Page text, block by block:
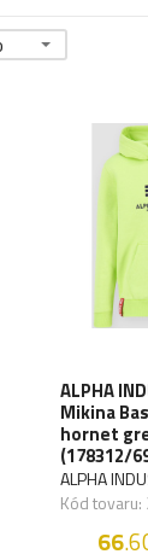
ALPHA
Mikina
hornet
(178312/
ALPHA
Kód
66